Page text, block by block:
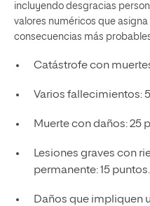
incluyendo desgracias
valores numéricos que asigna
consecuencias más
Catástrofe con
Varios fallecimientos:
Muerte con daños: 25
Lesiones graves con
permanente: 15 puntos.
Daños que impliquen